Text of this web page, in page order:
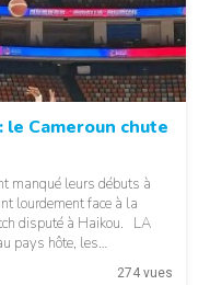
© 237lions.com
Cameroun chute
manqué leurs débuts à
lourdement face à la
disputé à Haikou. LA
pays hôte, les
par l’adresse274 vues